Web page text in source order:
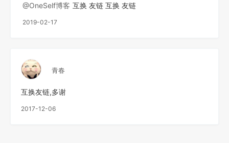
@OneSelf博客 互换 友链 互换 友链
2019-02-17
青春
互换友链,多谢
2017-12-06